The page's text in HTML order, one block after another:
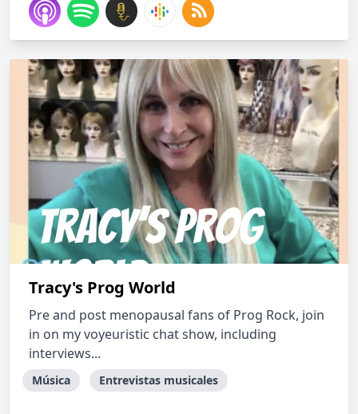
Tracy's Prog World
Pre and post menopausal fans of Prog Rock, join
in on my voyeuristic chat show, including
interviews...
Música Entrevistas musicales